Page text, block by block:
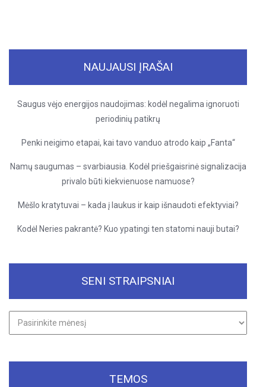
NAUJAUSI ĮRAŠAI
Saugus vėjo energijos naudojimas: kodėl negalima ignoruoti
periodinių patikrų
Penki neigimo etapai, kai tavo vanduo atrodo kaip „Fanta“
Namų saugumas – svarbiausia. Kodėl priešgaisrinė signalizacija
privalo būti kiekvienuose namuose?
Mėšlo kratytuvai – kada į laukus ir kaip išnaudoti efektyviai?
Kodėl Neries pakrantė? Kuo ypatingi ten statomi nauji butai?
SENI STRAIPSNIAI
Seni
TEMOS